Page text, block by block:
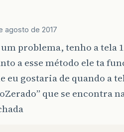
agosto de 2017
problema, tenho a tela
a esse método ele ta
eu gostaria de quando a
que se encontra